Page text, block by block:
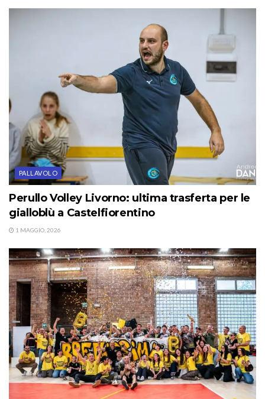
PALLAVOLO
Perullo Volley Livorno: ultima trasferta per le
gialloblù a Castelfiorentino
1 MAGGIO, 2026